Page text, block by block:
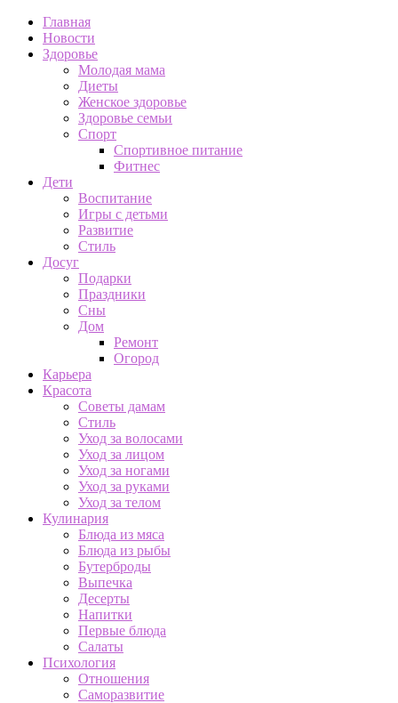
Главная
Новости
Здоровье
Молодая мама
Диеты
Женское здоровье
Здоровье семьи
Спорт
Спортивное питание
Фитнес
Дети
Воспитание
Игры с детьми
Развитие
Стиль
Досуг
Подарки
Праздники
Сны
Дом
Ремонт
Огород
Карьера
Красота
Советы дамам
Стиль
Уход за волосами
Уход за лицом
Уход за ногами
Уход за руками
Уход за телом
Кулинария
Блюда из мяса
Блюда из рыбы
Бутерброды
Выпечка
Десерты
Напитки
Первые блюда
Салаты
Психология
Отношения
Саморазвитие